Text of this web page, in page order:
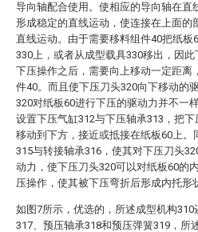
导向轴配合使用。使相应的导向轴在直
形成稳定的直线运动，使连接在上面的
直线运动。由于需要移料组件40把纸板
330上，或者从成型载具330移出，因
下压操作之后，需要向上移动一定距离
件40。而且使下压刀头320向下移动的
320对纸板60进行下压的驱动力并不一
设置下压气缸312与下压轴承313，把
移动到下方，接近或抵接在纸板60上。
315与转接轴承316，使其对下压刀头
动力，使下压刀头320可以对纸板60的
压操作，使其被下压弯折后形成内托形
如图7所示，优选的，所述成型机构310
317、预压轴承318和预压弹簧319，所